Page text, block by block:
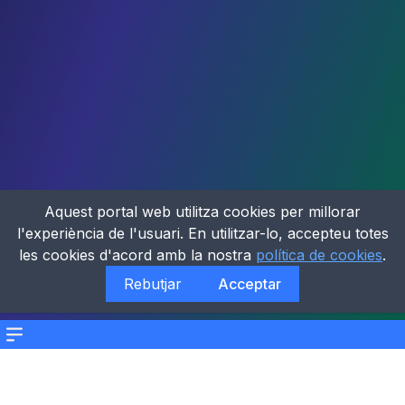
Menu
Aquest portal web utilitza cookies per millorar
l'experiència de l'usuari. En utilitzar-lo, accepteu totes
les cookies d'acord amb la nostra política de cookies.
Rebutjar
Acceptar